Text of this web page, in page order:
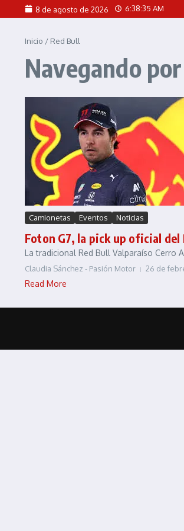
Saltar al contenido8 de agosto de 2026 6:38:35 AM
Inicio / Red Bull
Navegando
Camionetas Eventos Noticias
Foton G7, la pick up oficial
La tradicional Red Bull Valparaíso Cerro
Claudia Sánchez - Pasión Motor 26 de
Read More